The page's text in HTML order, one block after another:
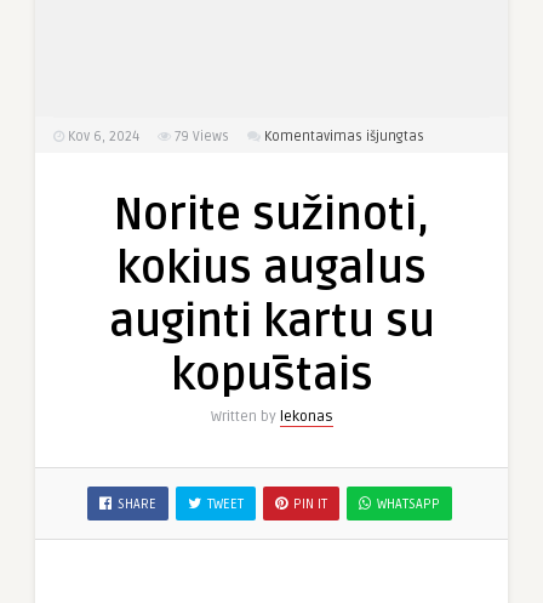
Kov 6, 2024 79 Views Komentavimas išjungtas
auginti
Norite sužinoti,
kokius augalus
auginti kartu su
kopūstais
Written by lekonas
SHARE TWEET PIN IT WHATSAPP